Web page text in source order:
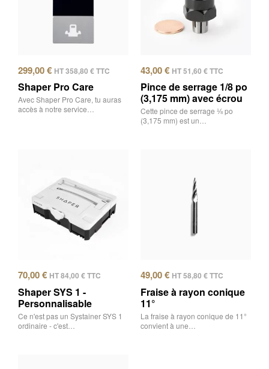
299,00€ HT358,80 €TTC
Shaper Pro Care
Avec Shaper Pro Care, tu auras
accès à notre service…
43,00€ HT51,60 €TTC
Pince de serrage 1/8 po
(3,175 mm) avec écrou
Cette pince de serrage ⅛ po
(3,175 mm) est un…
70,00€ HT84,00 €TTC
Shaper SYS 1 -
Personnalisable
Ce n'est pas un Systainer SYS 1
ordinaire - c'est…
49,00€ HT58,80 €TTC
Fraise à rayon conique
11°
La fraise à rayon conique de 11°
convient à une…